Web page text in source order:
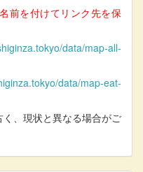
前を付けてリンク先を保
data/map-all-
data/map-eat-
、現状と異なる場合がご